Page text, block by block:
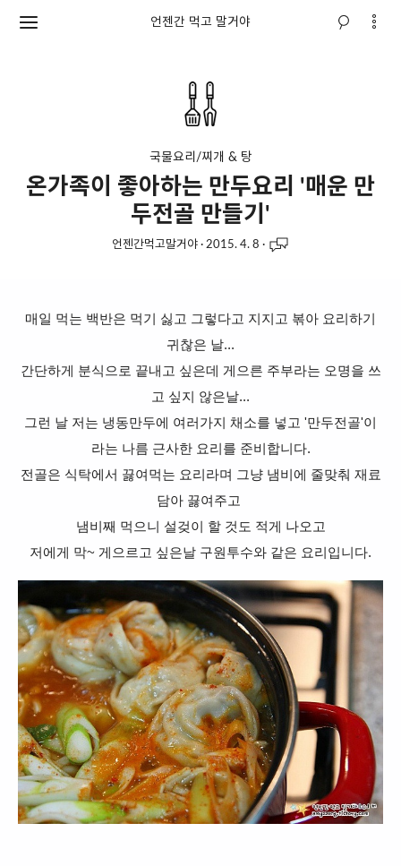
언젠간 먹고 말거야
국물요리/찌개 & 탕
온가족이 좋아하는 만두요리 '매운 만
두전골 만들기'
언젠간먹고말거야· 2015. 4. 8 ·
매일 먹는 백반은 먹기 싫고 그렇다고 지지고 볶아 요리하기
귀찮은 날...
간단하게 분식으로 끝내고 싶은데 게으른 주부라는 오명을 쓰
고 싶지 않은날...
그런 날 저는 냉동만두에 여러가지 채소를 넣고 '만두전골'이
라는 나름 근사한 요리를 준비합니다.
전골은 식탁에서 끓여먹는 요리라며 그냥 냄비에 줄맞춰 재료
담아 끓여주고
냄비째 먹으니 설겆이 할 것도 적게 나오고
저에게 막~ 게으르고 싶은날 구원투수와 같은 요리입니다.